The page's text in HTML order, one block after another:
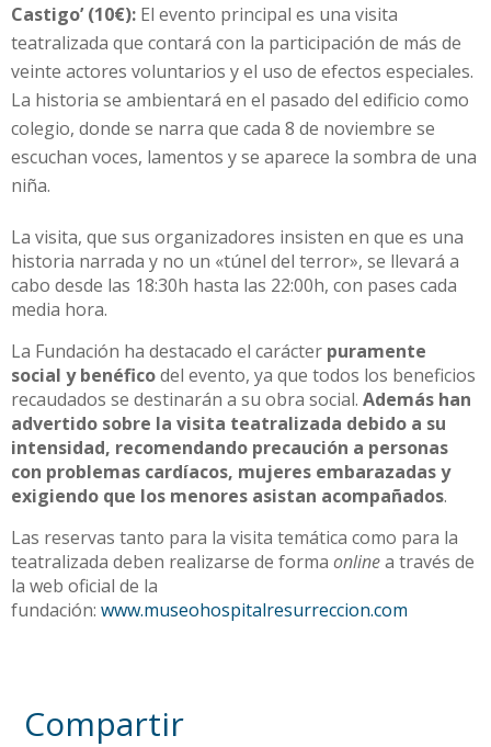
Castigo’ (10€): El evento principal es una visita
teatralizada que contará con la participación de más de
veinte actores voluntarios y el uso de efectos especiales.
La historia se ambientará en el pasado del edificio como
colegio, donde se narra que cada 8 de noviembre se
escuchan voces, lamentos y se aparece la sombra de una
niña.
La visita, que sus organizadores insisten en que es una
historia narrada y no un «túnel del terror», se llevará a
cabo desde las 18:30h hasta las 22:00h, con pases cada
media hora.
La Fundación ha destacado el carácter puramente
social y benéficodel evento, ya que todos los beneficios
recaudados se destinarán a su obra social. Además han
advertido sobre la visita teatralizada debido a su
intensidad, recomendando precaución a personas
con problemas cardíacos, mujeres embarazadas y
exigiendo que los menores asistan acompañados.
Las reservas tanto para la visita temática como para la
teatralizada deben realizarse de forma onlinea través de
la web oficial de la
fundación: www.museohospitalresurreccion.com
Compartir